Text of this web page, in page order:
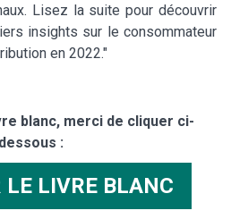
Lisez la suite pour découvrir
insights sur le consommateur
en 2022."
blanc, merci de cliquer ci-
dessous :
LE LIVRE BLANC